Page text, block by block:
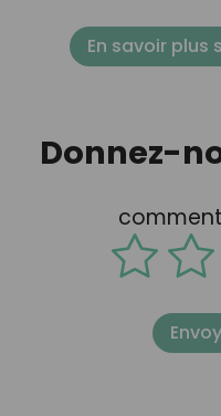
En savoir plus
Donnez-